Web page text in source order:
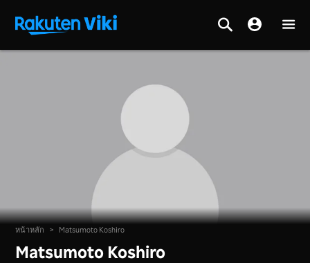
หน้าหลัก > Matsumoto Koshiro
Matsumoto Koshiro